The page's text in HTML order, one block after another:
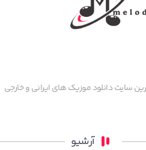
سایت دانلود موزیک های ایرانی و خارجی
آرشیو